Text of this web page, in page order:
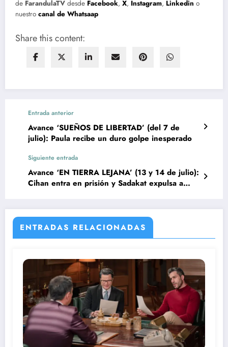
de FarandulaTV desde Facebook, X, Instagram, Linkedin o
nuestro canal de Whatsaap
Share this content:
Entrada anterior
Avance ‘SUEÑOS DE LIBERTAD’ (del 7 de
julio): Paula recibe un duro golpe inesperado
Siguiente entrada
Avance ‘EN TIERRA LEJANA’ (13 y 14 de julio):
Cihan entra en prisión y Sadakat expulsa a
ENTRADAS RELACIONADAS